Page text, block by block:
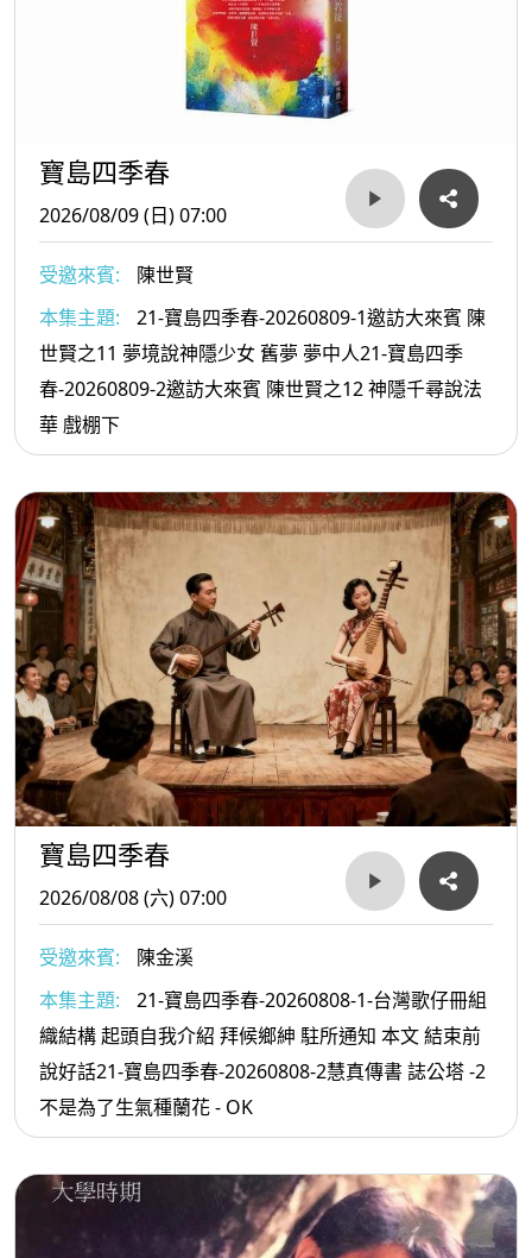
寶島四季春
2026/08/09 (日) 07:00
受邀來賓:
陳世賢
本集主題:
21-寶島四季春-20260809-1邀訪大來賓 陳
世賢之11 夢境說神隱少女 舊夢 夢中人21-寶島四季
春-20260809-2邀訪大來賓 陳世賢之12 神隱千尋說法
華 戲棚下
寶島四季春
2026/08/08 (六) 07:00
受邀來賓:
陳金溪
本集主題:
21-寶島四季春-20260808-1-台灣歌仔冊組
織結構 起頭自我介紹 拜候鄉紳 駐所通知 本文 結束前
說好話21-寶島四季春-20260808-2慧真傳書 誌公塔 -2
不是為了生氣種蘭花 - OK